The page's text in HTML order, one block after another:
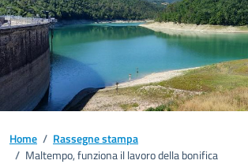
Home / Rassegne stampa
/ Maltempo, funziona il lavoro della bonifica